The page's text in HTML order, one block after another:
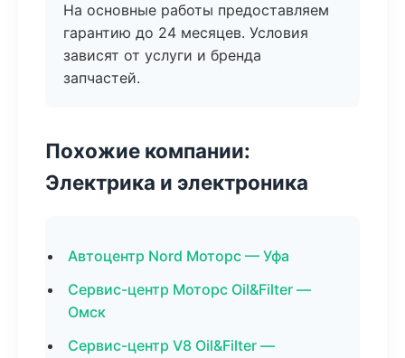
На основные работы предоставляем
гарантию до 24 месяцев. Условия
зависят от услуги и бренда
запчастей.
Похожие компании:
Электрика и электроника
Автоцентр Nord Моторс — Уфа
Сервис-центр Моторс Oil&Filter —
Омск
Сервис-центр V8 Oil&Filter —